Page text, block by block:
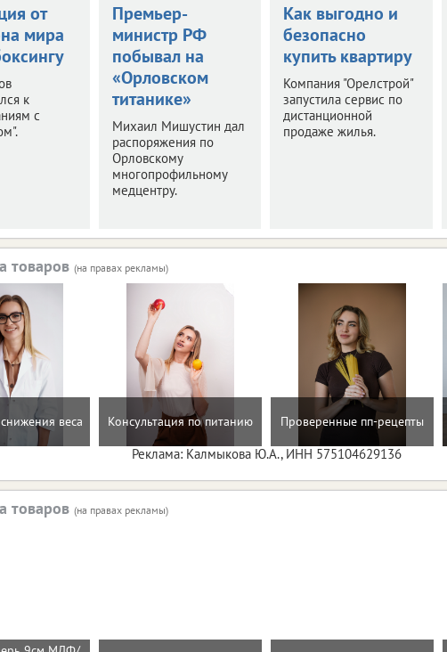
от
мира
к
с
Премьер-
министр РФ
побывал на
«Орловском
титанике»
Михаил Мишустин дал
распоряжения по
Орловскому
многопрофильному
медцентру.
Как выгодно и
безопасно
купить квартиру
Компания "Орелстрой"
запустила сервис по
дистанционной
продаже жилья.
товаров (на правах рекламы)
веса Консультация по питанию Проверенные пп-рецепты
Реклама: Калмыкова Ю.А., ИНН 575104629136
товаров (на правах рекламы)